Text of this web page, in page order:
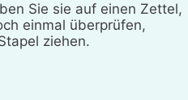
Sie sie auf einen Zettel,
einmal überprüfen,
ziehen.